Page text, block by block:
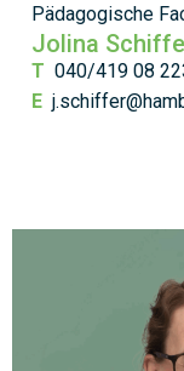
Pädagogische
Jolina
T 040/419 08
E